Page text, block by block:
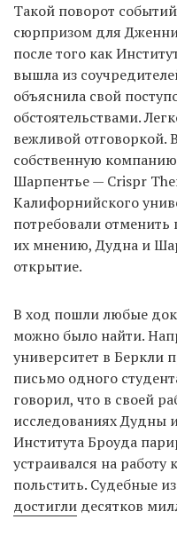
Такой поворот
сюрпризом для
после того как
вышла из
объяснила свой
обстоятельствами.
вежливой отговоркой.
собственную
Шарпентье — Crispr
Калифорнийского
потребовали отменить
их мнению, Дудна и
открытие.
В ход пошли любые
можно было найти.
университет в Беркли
письмо одного
говорил, что в своей
исследованиях Дудны
Института Броуда
устраивался на работу
польстить. Судебные
достигли десятков